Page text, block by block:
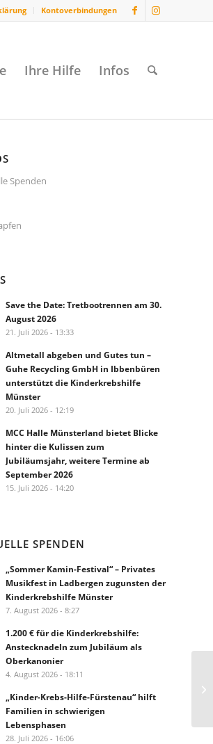
Kontoverbindungen
Ihre Hilfe Infos
Spenden
Save the Date: Tretbootrennen am 30.
August 2026
21. Juli 2026 - 13:33
Altmetall abgeben und Gutes tun –
Guhe Recycling GmbH in Ibbenbüren
unterstützt die Kinderkrebshilfe
Münster
20. Juli 2026 - 12:19
MCC Halle Münsterland bietet Blicke
hinter die Kulissen zum
Jubiläumsjahr, weitere Termine ab
September 2026
15. Juli 2026 - 14:20
SPENDEN
„Sommer Kamin-Festival“ – Privates
Musikfest in Ladbergen zugunsten der
Kinderkrebshilfe Münster
7. August 2026 - 8:27
1.200 € für die Kinderkrebshilfe:
Anstecknadeln zum Jubiläum als
Oberkanonier
4. August 2026 - 18:11
„Kinder-Krebs-Hilfe-Fürstenau“ hilft
Familien in schwierigen
Lebensphasen
28. Juli 2026 - 16:06